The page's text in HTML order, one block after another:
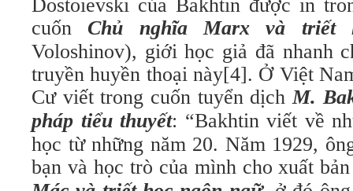
Dostoievski của Bakhtin được in
cuốn Chủ nghĩa Marx và
Voloshinov), giới học giả đã nhanh
truyền huyền thoại này[4]. Ở Việt
Cư viết trong cuốn tuyển dịchM.
pháp tiểu thuyết: “Bakhtin viết về
học từ những năm 20. Năm 1929,
bạn và học trò của mình cho xuất